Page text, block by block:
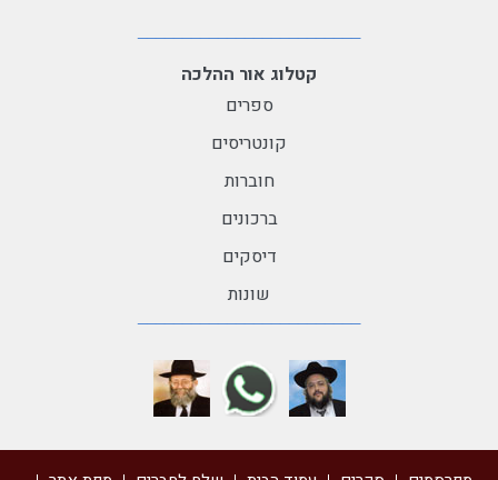
קטלוג אור ההלכה
ספרים
קונטריסים
חוברות
ברכונים
דיסקים
שונות